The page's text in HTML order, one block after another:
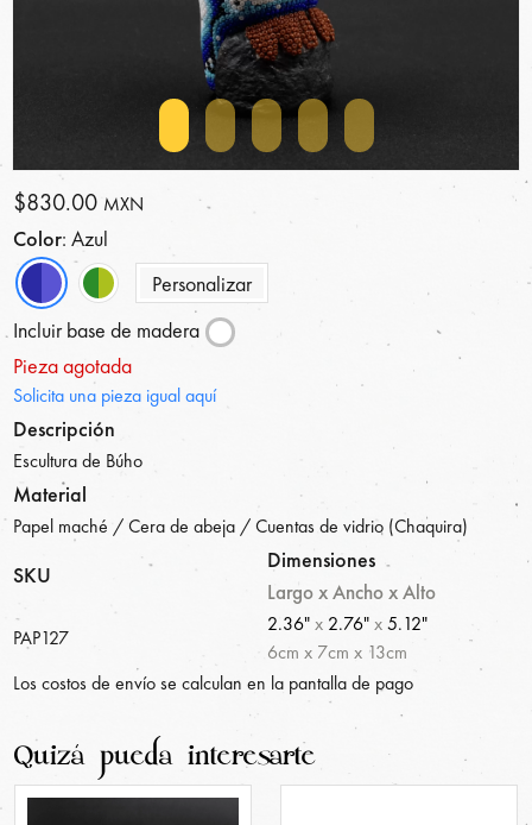
$830.00 MXN
Color: Azul
Personalizar
Incluir base de madera
Pieza agotada
Solicita una pieza igual aquí
Descripción
Escultura de Búho
Material
Papel maché / Cera de abeja / Cuentas de vidrio (Chaquira)
SKU
Dimensiones
Largo x Ancho x Alto
PAP127
2.36"x 2.76"x5.12"
6cm x 7cm x 13cm
Los costos de envío se calculan en la pantalla de pago
Quizá pueda interesarte